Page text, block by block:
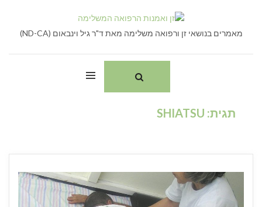
contentמאמרים בנושאי זן ורפואה משלימה מאת ד"ר גיל וינבאום (ND-CA)
תגית: SHIATSU